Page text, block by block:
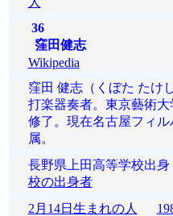
36
窪田健志
Wikipedia
窪田 健志（くぼた たけ
打楽器奏者。東京藝術
修了。現在名古屋フィ
属。
長野県上田高等学校出
校の出身者
2月14日生まれの人